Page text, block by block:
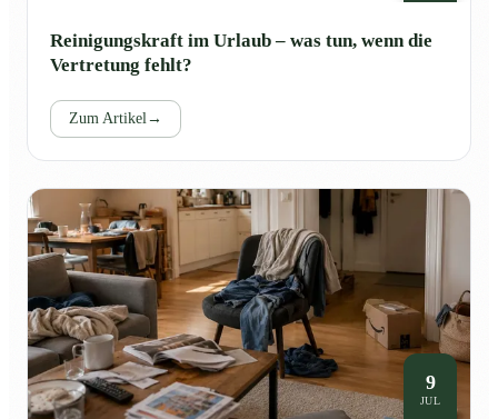
Reinigungskraft im Urlaub – was tun, wenn die
Vertretung fehlt?
Zum Artikel→
9
JUL